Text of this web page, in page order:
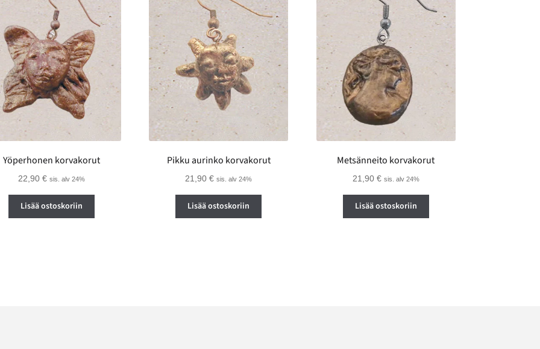
Yöperhonen korvakorut
22,90 € sis. alv 24%
Lisää ostoskoriin
Pikku aurinko korvakorut
21,90€ sis. alv 24%
Lisää ostoskoriin
Metsänneito korvakorut
21,90 € sis. alv 24%
Lisää ostoskoriin